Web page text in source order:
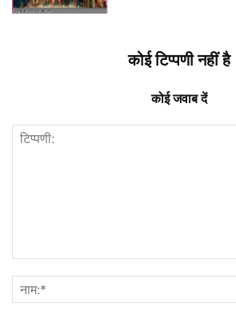
कोई टिप्पणी नहीं है
कोई जवाब दें